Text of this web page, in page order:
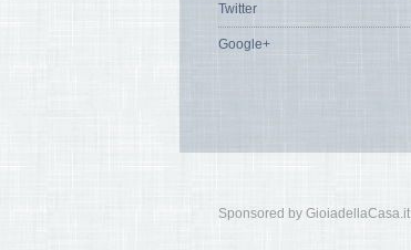
Twitter
Google+
Sponsored by GioiadellaCasa.it